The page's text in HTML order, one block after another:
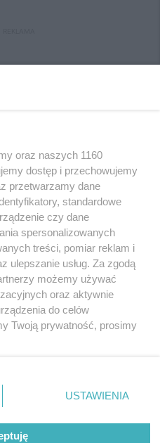
regulamin korzystania z portali
Skontakuj sięz nami
Kontakt
Wydawca
Redakcja
oraz naszych 1160
dostęp i przechowujemy
przetwarzamy dane
standardowe
czy dane
spersonalizowanych
treści, pomiar reklam i
ulepszanie usług. Za zgodą
możemy używać
oraz aktywnie
do celów
Twoją prywatność, prosimy
lewym dolnym rogu strony
danych nie wymagają
prawo sprzeciwić się
będą miały
USTAWIENIA